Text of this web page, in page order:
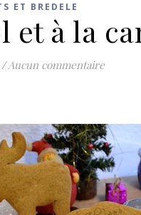
ET BREDELE
et à la
/Aucun commentaire